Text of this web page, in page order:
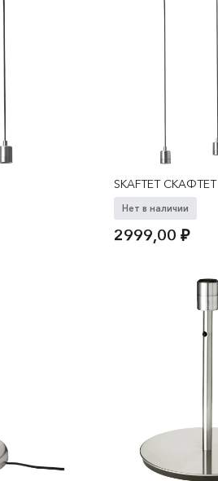
SKAFTET СКАФТЕТ
Нет в наличии
2999,00₽